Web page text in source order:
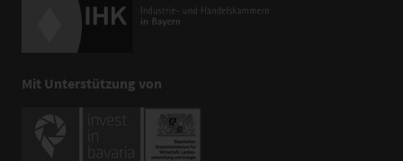
Mit Unterstützung von